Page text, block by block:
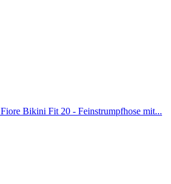
Fiore Bikini Fit 20 - Feinstrumpfhose mit...